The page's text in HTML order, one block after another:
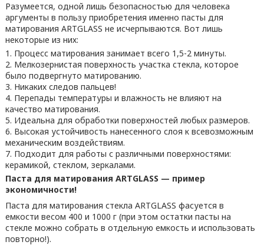
Разумеется, одной лишь безопасностью для человека
аргументы в пользу приобретения именно пасты для
матирования ARTGLASS не исчерпываются. Вот лишь
некоторые из них:
Процесс матирования занимает всего 1,5-2 минуты.
Мелкозернистая поверхность участка стекла, которое
было подвергнуто матированию.
Никаких следов пальцев!
Перепады температуры и влажность не влияют на
качество матирования.
Идеальна для обработки поверхностей любых размеров.
Высокая устойчивость нанесенного слоя к всевозможным
механическим воздействиям.
Подходит для работы с различными поверхностями:
керамикой, стеклом, зеркалами.
Паста для матирования ARTGLASS — пример
экономичности!
Паста для матирования стекла ARTGLASS фасуется в
емкости весом 400 и 1000 г (при этом остатки пасты на
стекле можно собрать в отдельную емкость и использовать
повторно!).